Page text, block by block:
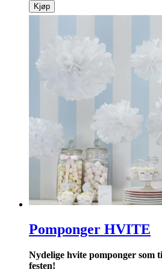
Kjøp
Pomponger HVITE
Nydelige hvite pomponger som
festen!